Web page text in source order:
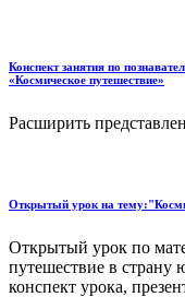
Конспект занятия по
«Космическое путешествие»
Расширить
Открытый урок на
Открытый урок по
путешествие в
конспект урока,